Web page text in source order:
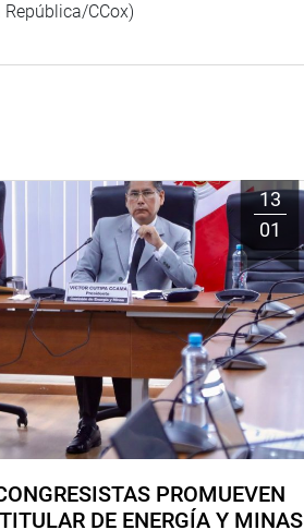
CCox)
13
01
PROMUEVEN
DE ENERGÍA Y MINAS